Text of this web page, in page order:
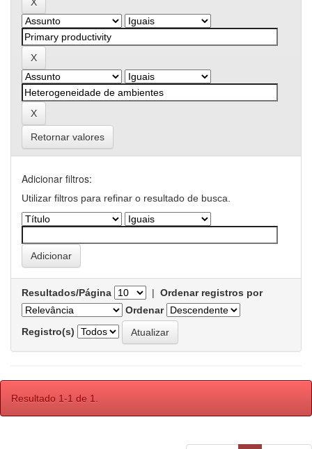
Retornar valores
Adicionar filtros:
Utilizar filtros para refinar o resultado de busca.
Resultados/Página | Ordenar registros por
Ordenar
Registro(s)
Resultado 1-1 de 1.